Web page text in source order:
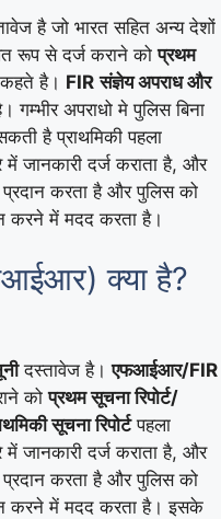
है जो भारत सहित अन्य देशों
रूप से दर्ज कराने कोप्रथम
कहते है। FIR संज्ञेय अपराध और
गम्भीर अपराधो मे पुलिस बिना
है प्राथमिकी पहला
जानकारी दर्ज कराता है, और
प्रदान करता है और पुलिस को
करने में मदद करता है।
क्या है?
दस्तावेज है।एफआईआर/FIR
कोप्रथम सूचना रिपोर्ट/
सूचना रिपोर्टपहला
जानकारी दर्ज कराता है, और
प्रदान करता है और पुलिस को
करने में मदद करता है। इसके